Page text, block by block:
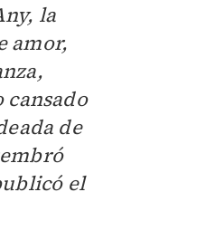
la
amor,
cansado
de
el